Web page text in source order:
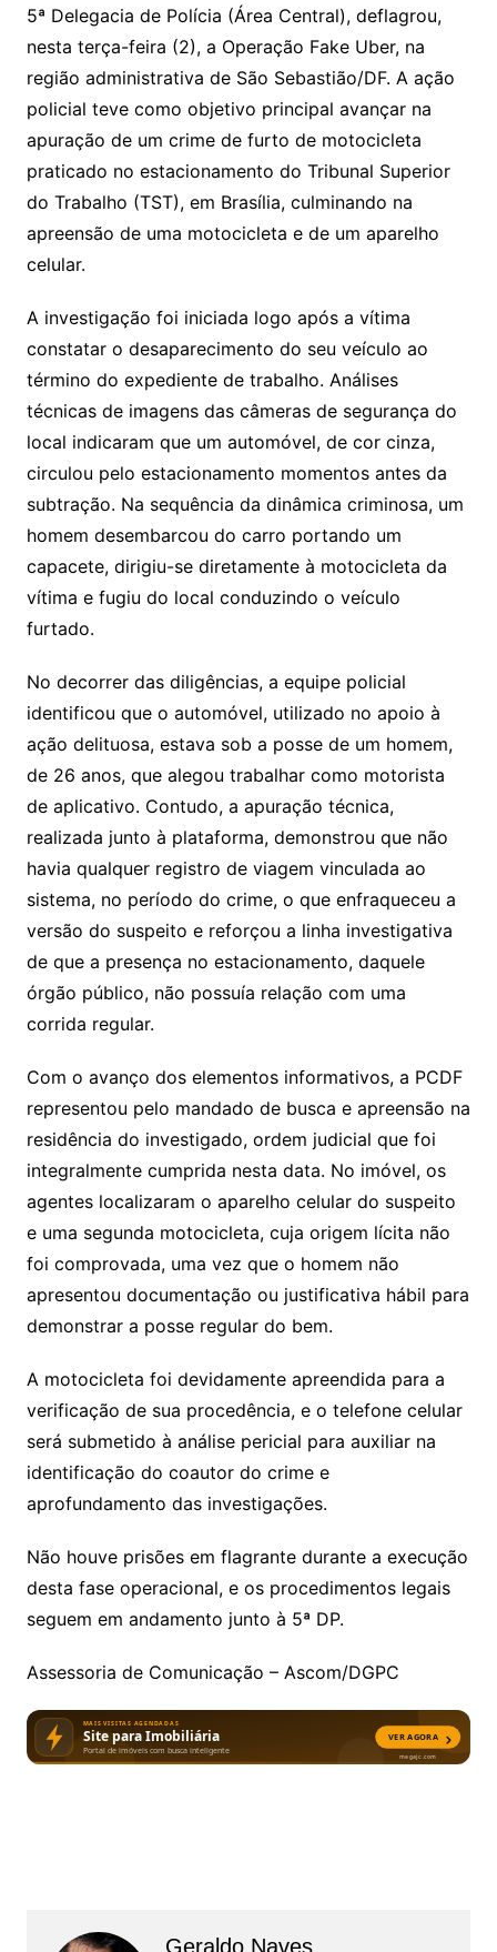
5ª Delegacia de Polícia (Área Central), deflagrou,
nesta terça-feira (2), a Operação Fake Uber, na
região administrativa de São Sebastião/DF. A ação
policial teve como objetivo principal avançar na
apuração de um crime de furto de motocicleta
praticado no estacionamento do Tribunal Superior
do Trabalho (TST), em Brasília, culminando na
apreensão de uma motocicleta e de um aparelho
celular.
A investigação foi iniciada logo após a vítima
constatar o desaparecimento do seu veículo ao
término do expediente de trabalho. Análises
técnicas de imagens das câmeras de segurança do
local indicaram que um automóvel, de cor cinza,
circulou pelo estacionamento momentos antes da
subtração. Na sequência da dinâmica criminosa, um
homem desembarcou do carro portando um
capacete, dirigiu-se diretamente à motocicleta da
vítima e fugiu do local conduzindo o veículo
furtado.
No decorrer das diligências, a equipe policial
identificou que o automóvel, utilizado no apoio à
ação delituosa, estava sob a posse de um homem,
de 26 anos, que alegou trabalhar como motorista
de aplicativo. Contudo, a apuração técnica,
realizada junto à plataforma, demonstrou que não
havia qualquer registro de viagem vinculada ao
sistema, no período do crime, o que enfraqueceu a
versão do suspeito e reforçou a linha investigativa
de que a presença no estacionamento, daquele
órgão público, não possuía relação com uma
corrida regular.
Com o avanço dos elementos informativos, a PCDF
representou pelo mandado de busca e apreensão na
residência do investigado, ordem judicial que foi
integralmente cumprida nesta data. No imóvel, os
agentes localizaram o aparelho celular do suspeito
e uma segunda motocicleta, cuja origem lícita não
foi comprovada, uma vez que o homem não
apresentou documentação ou justificativa hábil para
demonstrar a posse regular do bem.
A motocicleta foi devidamente apreendida para a
verificação de sua procedência, e o telefone celular
será submetido à análise pericial para auxiliar na
identificação do coautor do crime e
aprofundamento das investigações.
Não houve prisões em flagrante durante a execução
desta fase operacional, e os procedimentos legais
seguem em andamento junto à 5ª DP.
Assessoria de Comunicação – Ascom/DGPC
Geraldo Naves